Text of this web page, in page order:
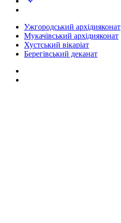
Ужгородський архідияконат
Мукачівський архідияконат
Хустський вікаріат
Берегівський деканат